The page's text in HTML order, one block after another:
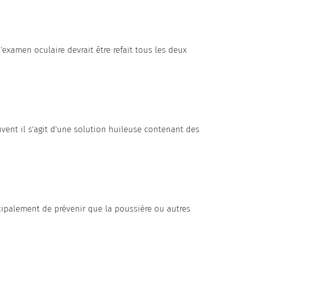
oculaire devrait être refait tous les deux
il s'agit d'une solution huileuse contenant des
de prévenir que la poussière ou autres